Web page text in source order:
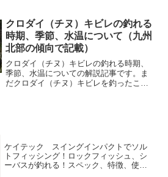
クロダイ（チヌ）キビレの釣れる
時期、季節、水温について（九州
北部の傾向で記載）
クロダイ（チヌ）キビレの釣れる時期、
季節、水温についての解説記事です。ま
だクロダイ（チヌ）キビレを釣ったこと
ケイテック スイングインパクトでソル
トフィッシング！ロックフィッシュ、シ
ーバスが釣れる！スペック、特徴、使い